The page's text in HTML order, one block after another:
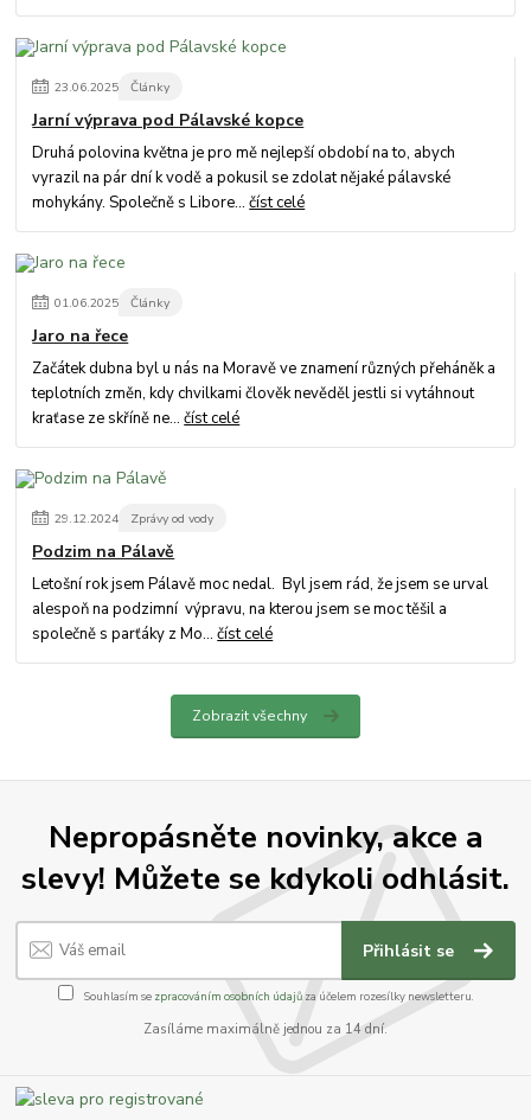
23.06.2025 Články
Jarní výprava pod Pálavské kopce
Druhá polovina května je pro mě nejlepší období na to, abych
vyrazil na pár dní k vodě a pokusil se zdolat nějaké pálavské
mohykány. Společně s Libore...číst celé
01.06.2025 Články
Jaro na řece
Začátek dubna byl u nás na Moravě ve znamení různých přeháněk a
teplotních změn, kdy chvilkami člověk nevěděl jestli si vytáhnout
kraťase ze skříně ne...číst celé
29.12.2024 Zprávy od vody
Podzim na Pálavě
Letošní rok jsem Pálavě moc nedal. Byl jsem rád, že jsem se urval
alespoň na podzimní výpravu, na kterou jsem se moc těšil a
společně s parťáky z Mo...číst celé
Zobrazit všechny
Nepropásněte novinky, akce a
slevy! Můžete se kdykoli odhlásit.
Přihlásit se
Souhlasím se zpracováním osobních údajůza účelem rozesílky newsletteru.
Zasíláme maximálně jednou za 14 dní.